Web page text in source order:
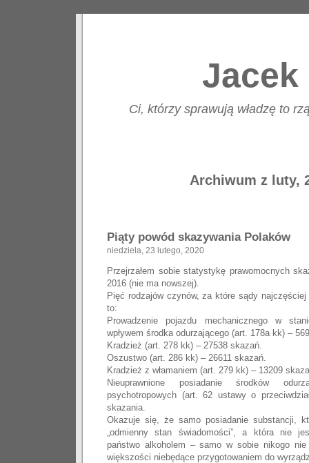
Ci, którzy sprawują władzę to
Archiwum z luty,
Piąty powód skazywania Polaków
niedziela, 23 lutego, 2020
Przejrzałem sobie statystykę prawomocnych
2016 (nie ma nowszej).
Pięć rodzajów czynów, za które sądy
to:
Prowadzenie pojazdu mechanicznego w
wpływem środka odurzającego (art. 178a kk) –
Kradzież (art. 278 kk) – 27538 skazań.
Oszustwo (art. 286 kk) – 26611 skazań.
Kradzież z włamaniem (art. 279 kk) – 13209
Nieuprawnione posiadanie środków
psychotropowych (art. 62 ustawy o
skazania.
Okazuje się, że samo posiadanie substancji,
„odmienny stan świadomości”, a która nie
państwo alkoholem – samo w sobie nikogo
większości niebędące przygotowaniem do